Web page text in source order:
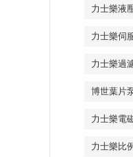
力士樂液
力士樂伺
力士樂過
博世葉片
力士樂電
力士樂比